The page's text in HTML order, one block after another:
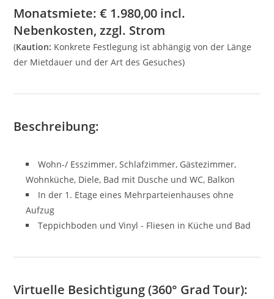
Monatsmiete:€ 1.980,00 incl.
Nebenkosten, zzgl. Strom
(Kaution: Konkrete Festlegung ist abhängig von der Länge
der Mietdauer und der Art des Gesuches)
Beschreibung:
Wohn-/ Esszimmer, Schlafzimmer, Gästezimmer,
Wohnküche, Diele, Bad mit Dusche und WC, Balkon
In der 1. Etage eines Mehrparteienhauses ohne
Aufzug
Teppichboden und Vinyl - Fliesen in Küche und Bad
Virtuelle Besichtigung (360° Grad Tour):